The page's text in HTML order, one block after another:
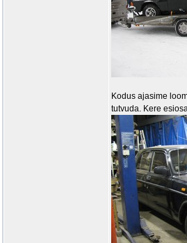
Kodus ajasime
tutvuda. Kere